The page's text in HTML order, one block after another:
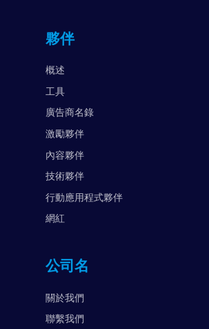
夥伴
概述
工具
廣告商名錄
激勵夥伴
內容夥伴
技術夥伴
行動應用程式夥伴
網紅
公司名
關於我們
聯繫我們